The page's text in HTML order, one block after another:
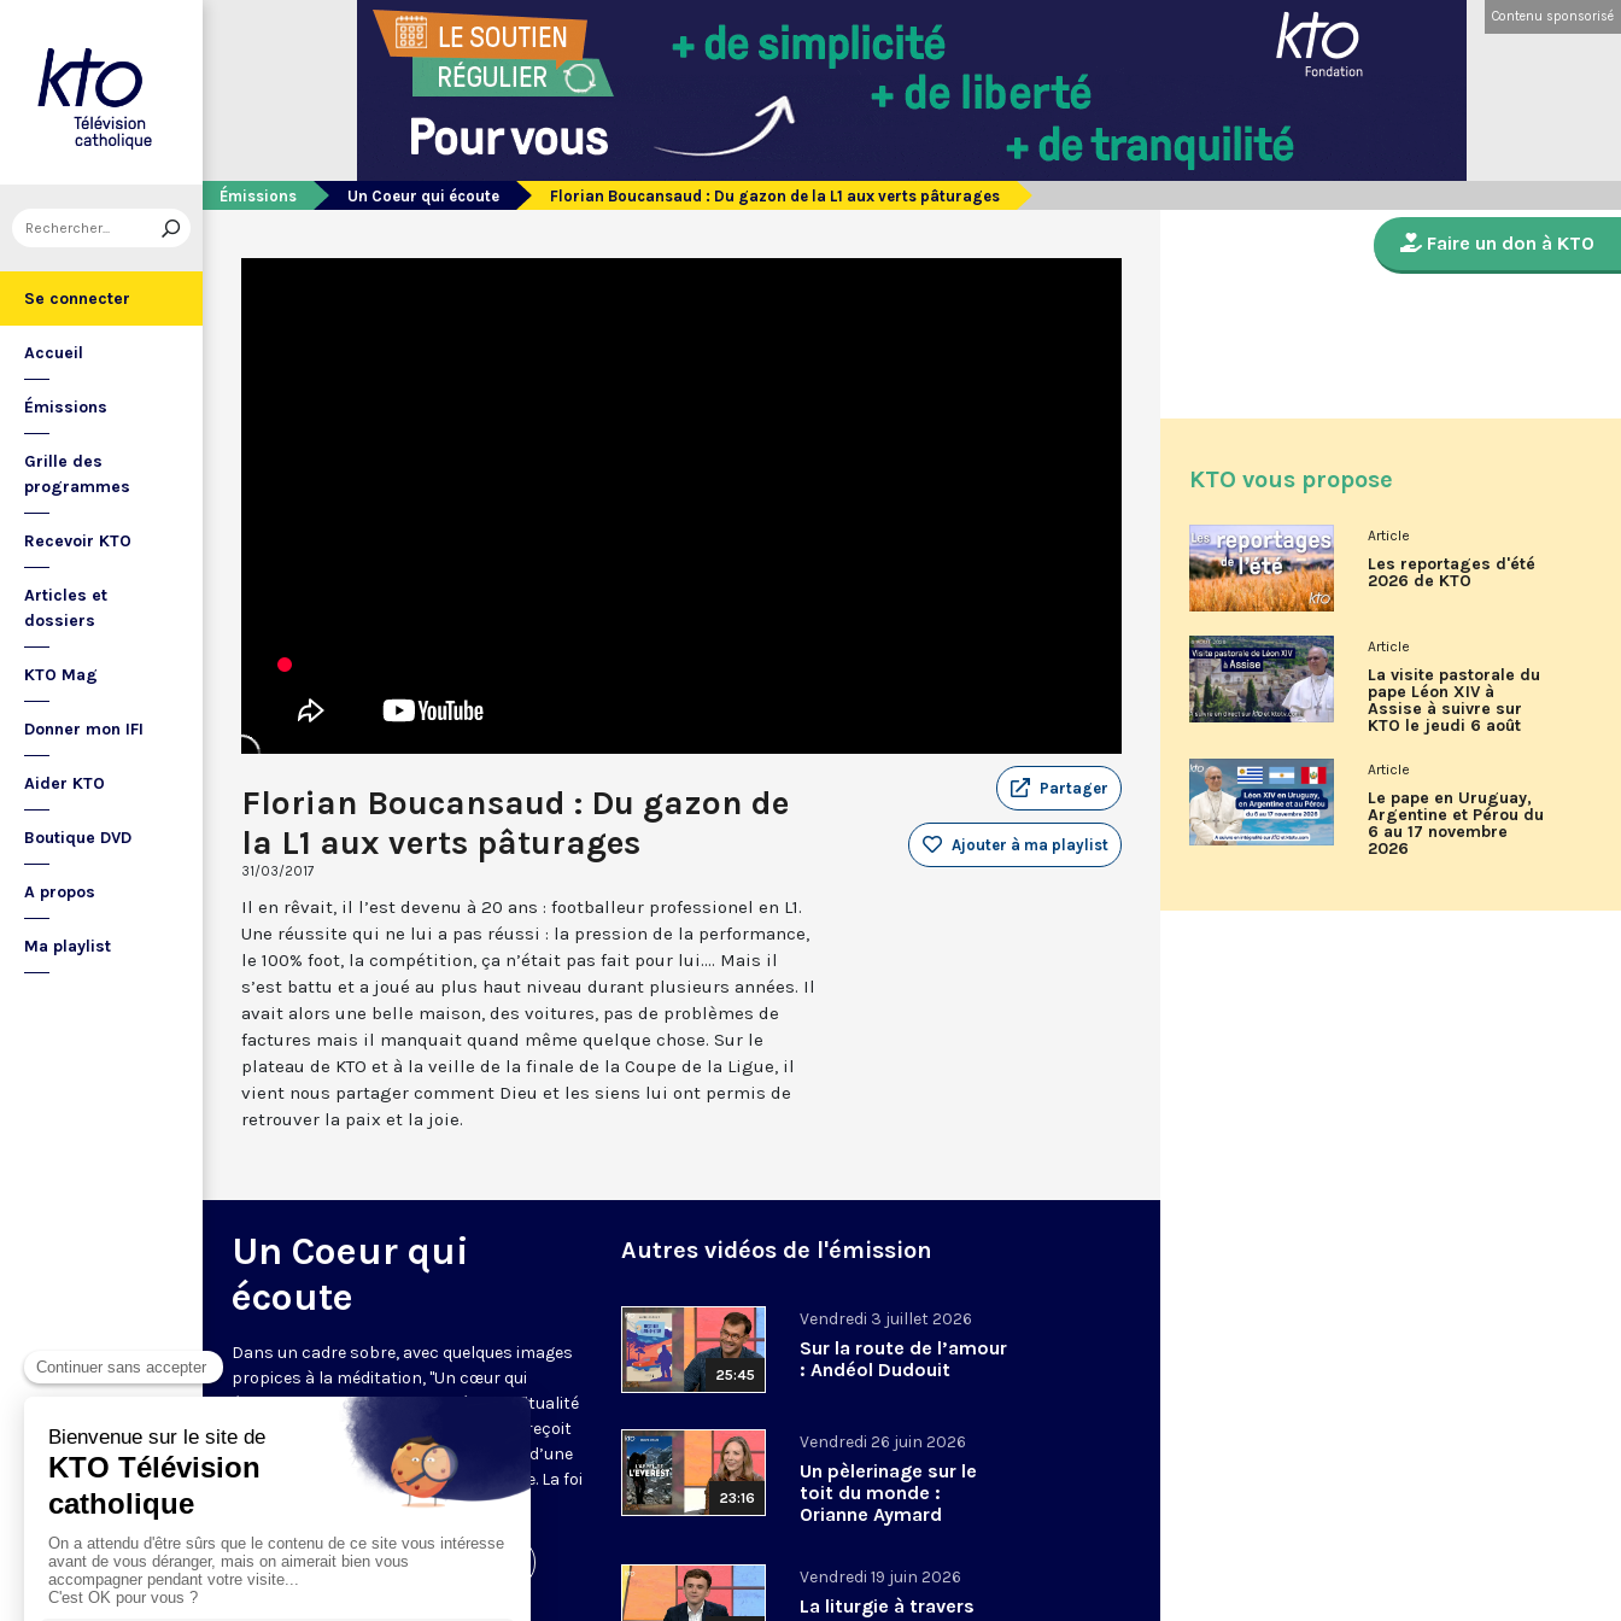
Se connecter
Accueil
Émissions
Grille des
programmes
Recevoir KTO
Articles et
dossiers
KTO Mag
Donner mon IFI
Aider KTO
Boutique DVD
A propos
Ma playlist
Contenu sponsorisé
Émissions Un Coeur qui écoute Florian Boucansaud : Du gazon de la L1 aux verts pâturages
Florian Boucansaud : Du gazon de
la L1 aux verts pâturages
31/03/2017
Partager
Ajouter à ma playlist
Il en rêvait, il l’est devenu à 20 ans : footballeur professionel en L1.
Une réussite qui ne lui a pas réussi : la pression de la performance,
le 100% foot, la compétition, ça n’était pas fait pour lui.... Mais il
s’est battu et a joué au plus haut niveau durant plusieurs années. Il
avait alors une belle maison, des voitures, pas de problèmes de
factures mais il manquait quand même quelque chose. Sur le
plateau de KTO et à la veille de la finale de la Coupe de la Ligue, il
vient nous partager comment Dieu et les siens lui ont permis de
retrouver la paix et la joie.
Un Coeur qui
écoute
Dans un cadre sobre, avec quelques images
propices à la méditation, "Un cœur qui
écoute" donne toute sa place à la spiritualité
sur le ton de l’intime. Cyril Lepeigneux reçoit
un invité pour 26 minutes d’évocation d’une
vie, d’une intense expérience spirituelle. La foi
vivante et incarnée par des témoins.
Visiter la page de l'émission
Autres vidéos de l'émission
25:45
Vendredi 3 juillet 2026
Sur la route de l’amour
: Andéol Dudouit
23:16
Vendredi 26 juin 2026
Un pèlerinage sur le
toit du monde :
Orianne Aymard
Vendredi 19 juin 2026
La liturgie à travers
Faire un don à KTO
KTO vous propose
Article
Les reportages d'été
2026 de KTO
Article
La visite pastorale du
pape Léon XIV à
Assise à suivre sur
KTO le jeudi 6 août
Article
Le pape en Uruguay,
Argentine et Pérou du
6 au 17 novembre
2026